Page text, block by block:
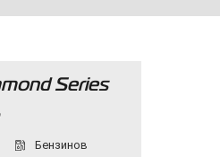
Series
Бензинов